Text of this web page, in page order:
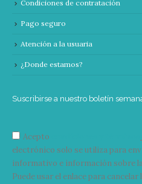
Condiciones de contratación
Pago seguro
Atención a la usuaria
¿Donde estamos?
Suscribirse a nuestro boletín
Acepto
electrónico solo se utiliza para
informativo e información sobre
Puede usar el enlace para